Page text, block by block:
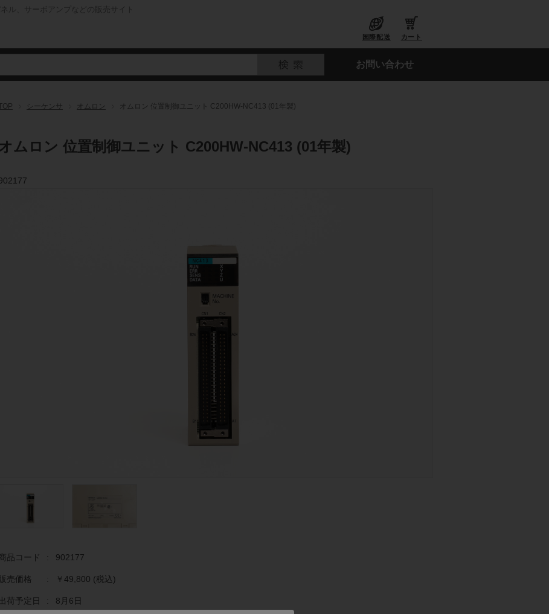
ル、サーボアンプなどの販売サイト
国際配送 カート
お問い合わせ
シーケンサ オムロン オムロン 位置制御ユニット C200HW-NC413 (01年製)
オムロン 位置制御ユニット C200HW-NC413 (01年製)
品コード : 902177
売価格 : ￥49,800 (税込)
荷予定日 : 8月6日